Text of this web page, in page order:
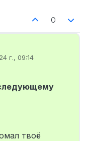
0
г., 09:14
твоё